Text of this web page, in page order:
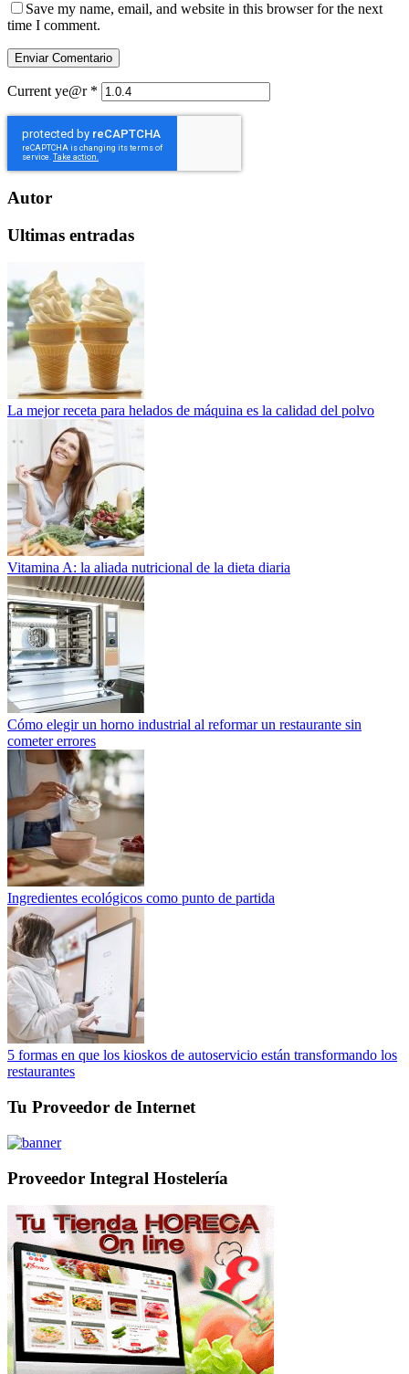
Save my name, email, and website in this browser for the next
time I comment.
Current ye@r *
Autor
Ultimas entradas
La mejor receta para helados de máquina es la calidad del polvo
Vitamina A: la aliada nutricional de la dieta diaria
Cómo elegir un horno industrial al reformar un restaurante sin
cometer errores
Ingredientes ecológicos como punto de partida
5 formas en que los kioskos de autoservicio están transformando los
restaurantes
Tu Proveedor de Internet
Proveedor Integral Hostelería